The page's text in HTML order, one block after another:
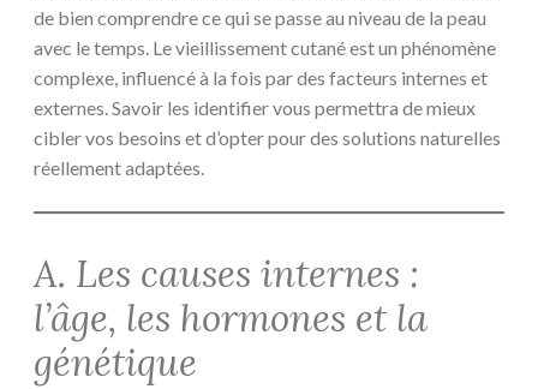
de bien comprendre ce qui se passe au niveau de la peau
avec le temps. Le vieillissement cutané est un phénomène
complexe, influencé à la fois par des facteurs internes et
externes. Savoir les identifier vous permettra de mieux
cibler vos besoins et d’opter pour des solutions naturelles
réellement adaptées.
A. Les causes internes :
l’âge, les hormones et la
génétique